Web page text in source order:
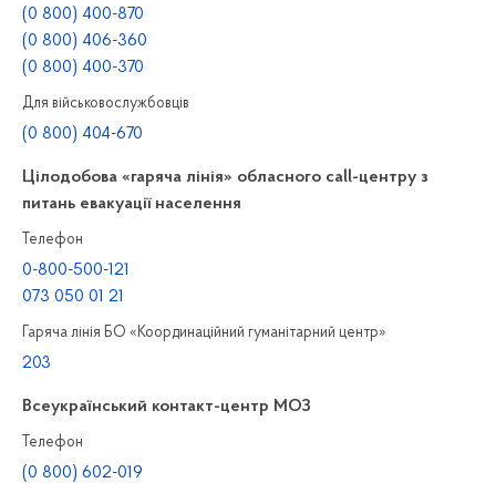
(0 800) 400-870
(0 800) 406-360
(0 800) 400-370
Для військовослужбовців
(0 800) 404-670
Цілодобова «гаряча лінія» обласного call-центру з
питань евакуації населення
Телефон
0-800-500-121
073 050 01 21
Гаряча лінія БО «Координаційний гуманітарний центр»
203
Всеукраїнський контакт-центр МОЗ
Телефон
(0 800) 602-019